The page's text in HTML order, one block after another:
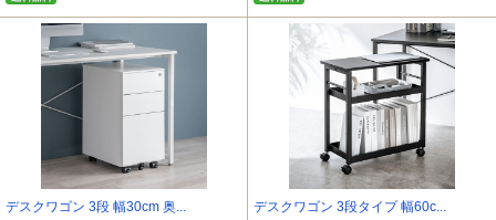
デスクワゴン 3段 幅30cm 奥... デスクワゴン 3段タイプ 幅60c...